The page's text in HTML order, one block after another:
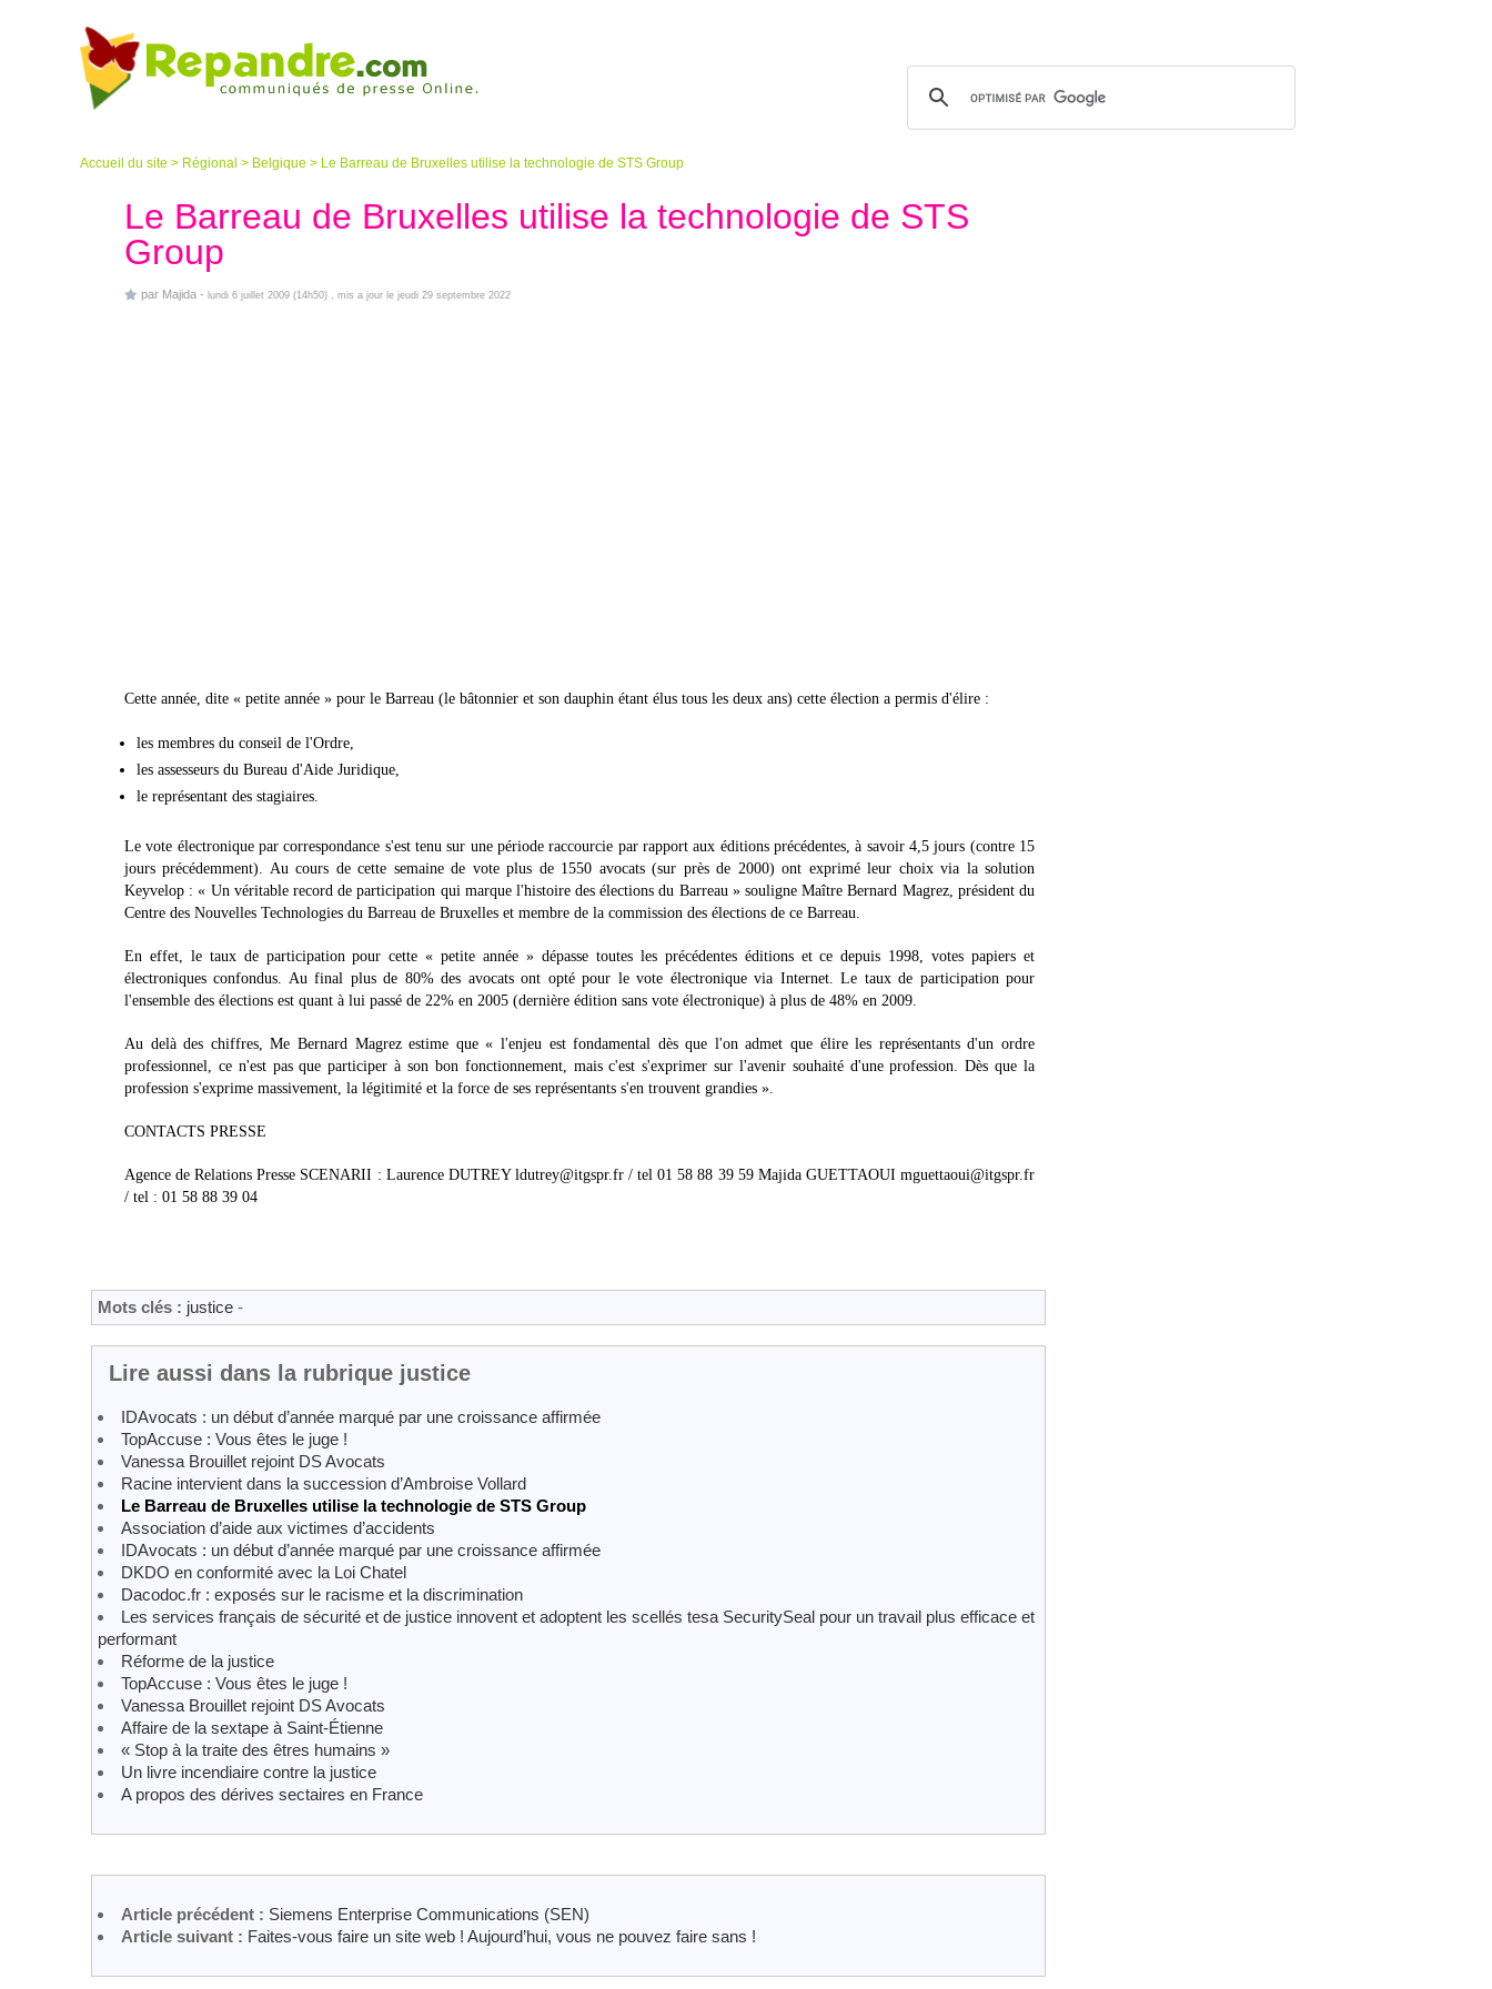
Accueil du site > Régional > Belgique > Le Barreau de Bruxelles utilise la technologie de STS Group
Le Barreau de Bruxelles utilise la technologie de STS
Group
par Majida - lundi 6 juillet 2009 (14h50) , mis a jour le jeudi 29 septembre 2022
Cette année, dite « petite année » pour le Barreau (le bâtonnier et son dauphin étant élus tous les deux ans) cette élection a permis d'élire :
les membres du conseil de l'Ordre,
les assesseurs du Bureau d'Aide Juridique,
le représentant des stagiaires.
Le vote électronique par correspondance s'est tenu sur une période raccourcie par rapport aux éditions précédentes, à savoir 4,5 jours (contre 15
jours précédemment). Au cours de cette semaine de vote plus de 1550 avocats (sur près de 2000) ont exprimé leur choix via la solution
Keyvelop : « Un véritable record de participation qui marque l'histoire des élections du Barreau » souligne Maître Bernard Magrez, président du
Centre des Nouvelles Technologies du Barreau de Bruxelles et membre de la commission des élections de ce Barreau.
En effet, le taux de participation pour cette « petite année » dépasse toutes les précédentes éditions et ce depuis 1998, votes papiers et
électroniques confondus. Au final plus de 80% des avocats ont opté pour le vote électronique via Internet. Le taux de participation pour
l'ensemble des élections est quant à lui passé de 22% en 2005 (dernière édition sans vote électronique) à plus de 48% en 2009.
Au delà des chiffres, Me Bernard Magrez estime que « l'enjeu est fondamental dès que l'on admet que élire les représentants d'un ordre
professionnel, ce n'est pas que participer à son bon fonctionnement, mais c'est s'exprimer sur l'avenir souhaité d'une profession. Dès que la
profession s'exprime massivement, la légitimité et la force de ses représentants s'en trouvent grandies ».
CONTACTS PRESSE
Agence de Relations Presse SCENARII : Laurence DUTREY ldutrey@itgspr.fr / tel 01 58 88 39 59 Majida GUETTAOUI mguettaoui@itgspr.fr
/ tel : 01 58 88 39 04
Mots clés : justice -
Lire aussi dans la rubrique justice
IDAvocats : un début d’année marqué par une croissance affirmée
TopAccuse : Vous êtes le juge !
Vanessa Brouillet rejoint DS Avocats
Racine intervient dans la succession d’Ambroise Vollard
Le Barreau de Bruxelles utilise la technologie de STS Group
Association d’aide aux victimes d’accidents
IDAvocats : un début d’année marqué par une croissance affirmée
DKDO en conformité avec la Loi Chatel
Dacodoc.fr : exposés sur le racisme et la discrimination
Les services français de sécurité et de justice innovent et adoptent les scellés tesa SecuritySeal pour un travail plus efficace et
performant
Réforme de la justice
TopAccuse : Vous êtes le juge !
Vanessa Brouillet rejoint DS Avocats
Affaire de la sextape à Saint-Étienne
« Stop à la traite des êtres humains »
Un livre incendiaire contre la justice
A propos des dérives sectaires en France
Article précédent : Siemens Enterprise Communications (SEN)
Article suivant : Faites-vous faire un site web ! Aujourd’hui, vous ne pouvez faire sans !